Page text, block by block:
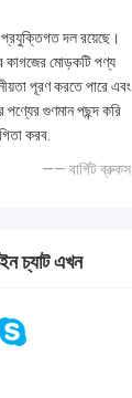
প্রযুক্তিগত দল রয়েছে।
কাগজের মোড়কটি পণ্য
পূরণ করতে পারে এবং
গুণমান পছন্দ করি
করব.
—— বার্গিট ব্রুকস
চ্যাট এখন